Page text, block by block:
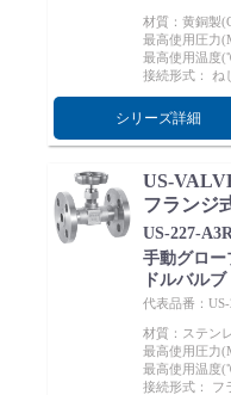
Language：
お問い合わせ
材質：黄銅製
最高使用圧力
最高使用温度
接続形式： ね
シリーズ詳細
US-
フランジ
US-227-
手動グロー
ドルバルブ
代表品番：
材質：ステン
最高使用圧力
最高使用温度
接続形式： フ